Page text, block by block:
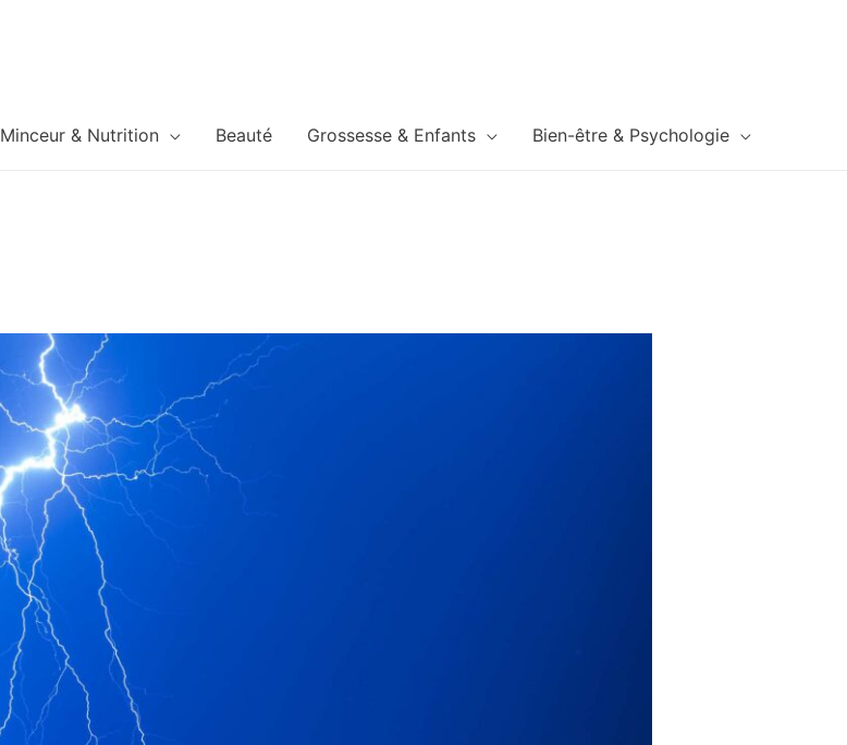
Minceur & Nutrition Beauté Grossesse & Enfants Bien-être & Psychologie